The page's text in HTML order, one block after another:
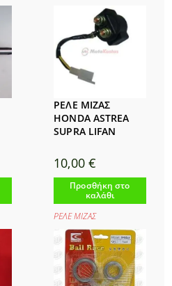
ΡΕΛΕ ΜΙΖΑΣ
HONDA ASTREA
SUPRA LIFAN
10,00 €
Προσθήκη στο
καλάθι
ΡΕΛΕ ΜΙΖΑΣ